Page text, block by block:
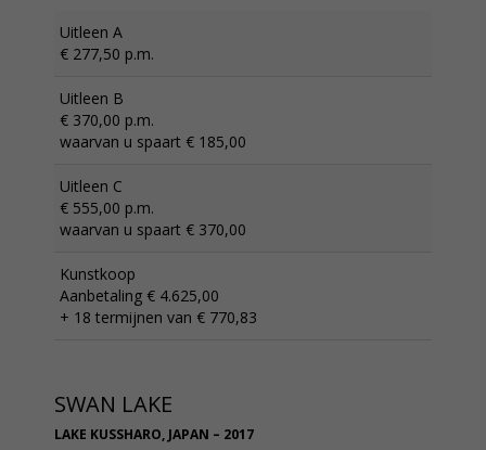
Uitleen A
€ 277,50 p.m.
Uitleen B
€ 370,00 p.m.
waarvan u spaart € 185,00
Uitleen C
€ 555,00 p.m.
waarvan u spaart € 370,00
Kunstkoop
Aanbetaling € 4.625,00
+ 18 termijnen van € 770,83
SWAN LAKE
LAKE KUSSHARO, JAPAN – 2017